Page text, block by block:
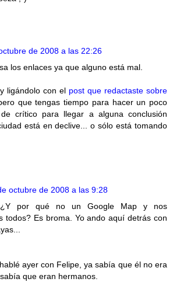
de 2008 a las 22:26
los enlaces ya que alguno está mal.
ligándolo con el post que redactaste sobre
que tengas tiempo para hacer un poco
crítico para llegar a alguna conclusión
está en declive... o sólo está tomando
octubre de 2008 a las 9:28
¿Y por qué no un Google Map y nos
todos? Es broma. Yo ando aquí detrás con
ayer con Felipe, ya sabía que él no era
que eran hermanos.